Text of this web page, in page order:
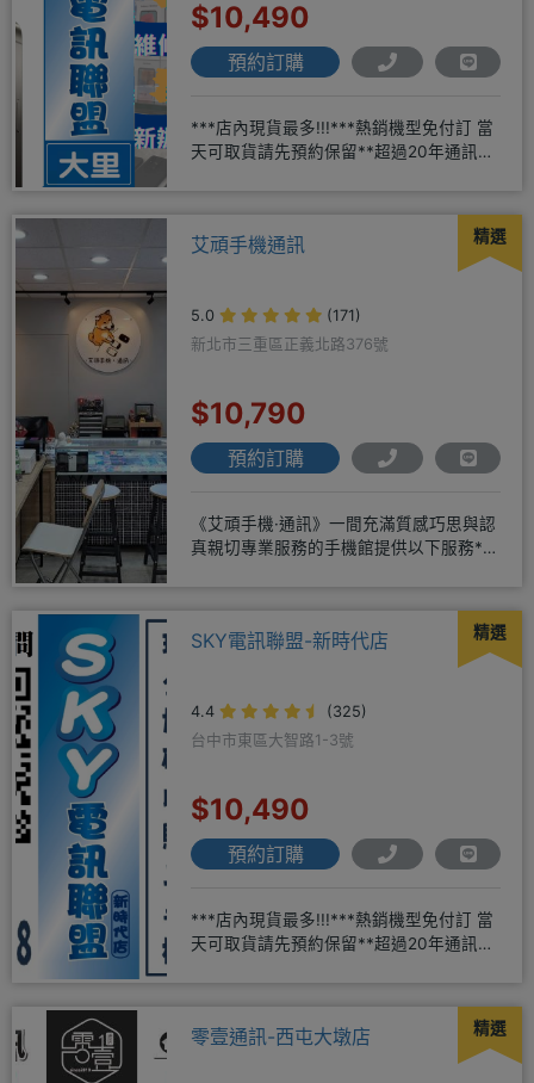
$10,490
預約訂購
***店內現貨最多!!!***熱銷機型免付訂 當
天可取貨請先預約保留**超過20年通訊經
精選
艾頑手機通訊
5.0
(171)
新北市三重區正義北路376號
$10,790
預約訂購
《艾頑手機·通訊》一間充滿質感巧思與認
真親切專業服務的手機館提供以下服務*免
精選
SKY電訊聯盟-新時代店
4.4
(325)
台中市東區大智路1-3號
$10,490
預約訂購
***店內現貨最多!!!***熱銷機型免付訂 當
天可取貨請先預約保留**超過20年通訊經
精選
零壹通訊-西屯大墩店